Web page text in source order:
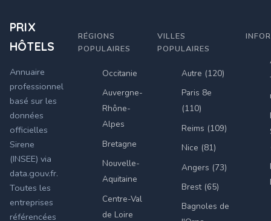
PRIX
HÔTELS
Annuaire
professionnel
basé sur les
données
officielles
Sirene
(INSEE) via
data.gouv.fr.
Toutes les
entreprises
référencées
RÉGIONS
POPULAIRES
Occitanie
Auvergne-
Rhône-
Alpes
Bretagne
Nouvelle-
Aquitaine
Centre-Val
de Loire
VILLES
POPULAIRES
Autre (120)
Paris 8e
(110)
Reims (109)
Nice (81)
Angers (73)
Brest (65)
Bagnoles de